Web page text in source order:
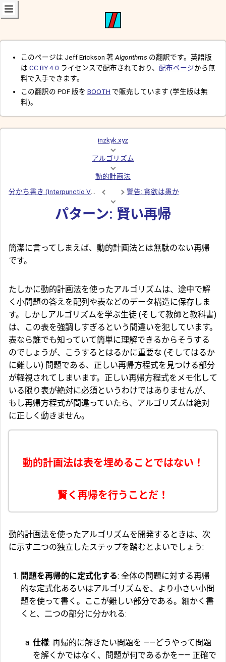
このページは Jeff Erickson 著 Algorithms の翻訳です。英語版
は CC BY 4.0 ライセンスで配布されており、 配布ページから無
料で入手できます。
この翻訳の PDF 版を BOOTH で販売しています (学生版は無
料)。
inzkyk.xyz
アルゴリズム
動的計画法
警告: 貪欲は愚か
パターン: 賢い再帰
簡潔に言ってしまえば、動的計画法とは無駄のない再帰
です。
たしかに動的計画法を使ったアルゴリズムは、途中で解
く小問題の答えを配列や表などのデータ構造に保存しま
す。しかしアルゴリズムを学ぶ生徒 (そして教師と教科書)
は、この表を強調しすぎるという間違いを犯しています。
表なら誰でも知っていて簡単に理解できるからそうする
のでしょうが、こうするとはるかに重要な (そしてはるか
に難しい) 問題である、正しい再帰方程式を見つける部分
が軽視されてしまいます。正しい再帰方程式をメモ化して
いる限り表が絶対に必須というわけではありませんが、
もし再帰方程式が間違っていたら、アルゴリズムは絶対
に正しく動きません。
動的計画法は表を埋めることではない！
賢く再帰を行うことだ！
動的計画法を使ったアルゴリズムを開発するときは、次
に示す二つの独立したステップを踏むとよいでしょう:
問題を再帰的に定式化する: 全体の問題に対する再帰
的な定式化あるいはアルゴリズムを、より小さい小問
題を使って書く。ここが難しい部分である。細かく書
くと、二つの部分に分かれる:
仕様: 再帰的に解きたい問題を ――どうやって問題
を解くかではなく、問題が何であるかを―― 正確で